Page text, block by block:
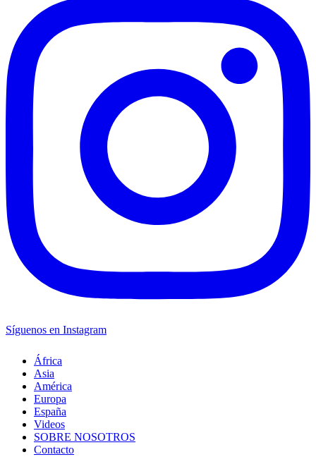
Síguenos en Instagram
África
Asia
América
Europa
España
Videos
SOBRE NOSOTROS
Contacto